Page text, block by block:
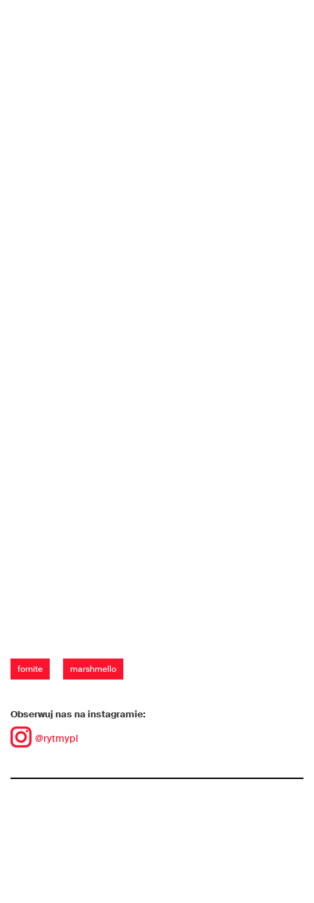
fornite marshmello
Obserwuj nas na instagramie:
@rytmypl